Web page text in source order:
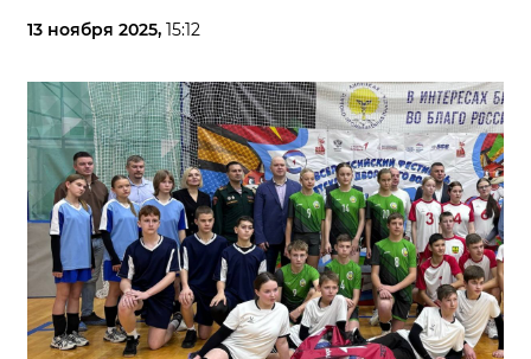
13 ноября 2025, 15:12